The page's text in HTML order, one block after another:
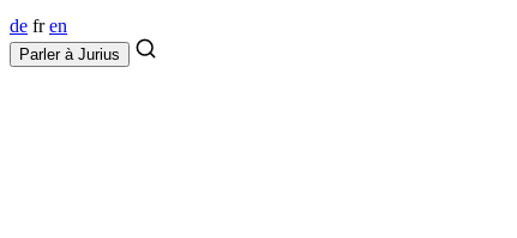
de fr en
Parler à Jurius